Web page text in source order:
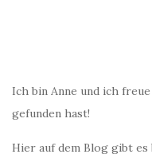
Ich bin Anne und ich
gefunden hast!
Hier auf dem Blog gibt